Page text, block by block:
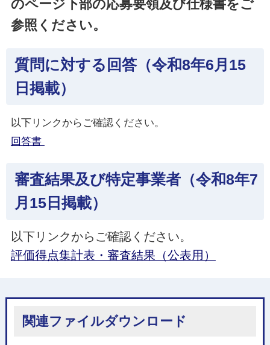
のページ下部の応募要領及び仕様書をご
参照ください。
質問に対する回答（令和8年6月15
日掲載）
以下リンクからご確認ください。
回答書
審査結果及び特定事業者（令和8年7
月15日掲載）
以下リンクからご確認ください。
評価得点集計表・審査結果（公表用）
関連ファイルダウンロード